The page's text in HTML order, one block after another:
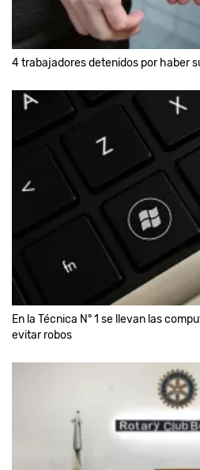
4 trabajadores detenidos por haber
En la Técnica N° 1 se llevan las
evitar robos